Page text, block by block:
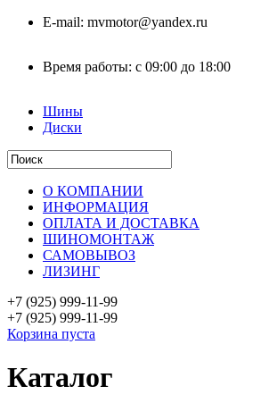
E-mail: mvmotor@yandex.ru
Время работы: с 09:00 до 18:00
Шины
Диски
О КОМПАНИИ
ИНФОРМАЦИЯ
ОПЛАТА И ДОСТАВКА
ШИНОМОНТАЖ
САМОВЫВОЗ
ЛИЗИНГ
+7 (925) 999-11-99
+7 (925) 999-11-99
Корзина пуста
Каталог